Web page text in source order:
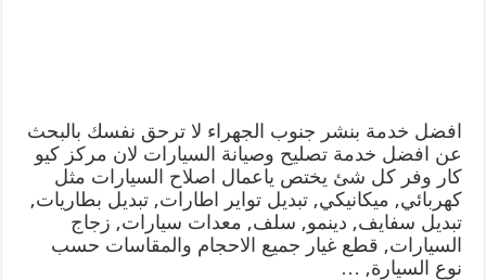
افضل خدمة بنشر جنوب الجهراء لا ترحق نفسك بالبحث
عن افضل خدمة تصليح وصيانة السيارات لان مركز كيو
كار وفر كل شئ يختص ياعمال اصلاح السيارات مثل
كهربائي, ميكانيكي, تبديل تواير اطارات, تبديل بطاريات,
تبديل سفايف, دينمو, سلف, معدات سيارات, زجاج
السيارات, قطع غيار جميع الاحجام والمقاسات حسب
نوع السيارة, …